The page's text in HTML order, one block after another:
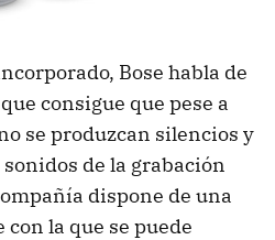
Bose habla de
consigue que pese a
se produzcan silencios y
de la grabación
dispone de una
la que se puede